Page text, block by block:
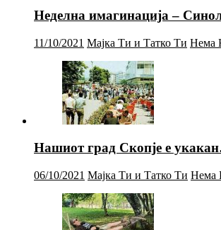
Неделна имагинација –
11/10/2021 Мајка Ти и Татко Ти Нема
Нашиот град Скопје е
06/10/2021 Мајка Ти и Татко Ти Нема